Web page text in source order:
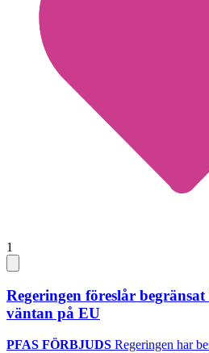
1
Regeringen föreslår
väntan på EU
PFAS FÖRBJUDS Regeringen har